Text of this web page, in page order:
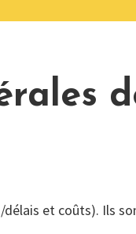
et coûts). Ils